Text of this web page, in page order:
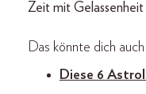
Zeit mit Gelassenheit
Das könnte dich
Diese 6